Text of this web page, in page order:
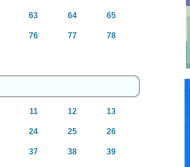
63 64 65
76 77 78
11 12 13
24 25 26
37 38 39